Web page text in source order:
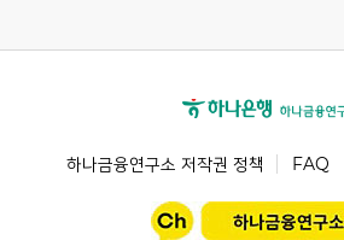
하나금융연구소 저작권 정책 FAQ